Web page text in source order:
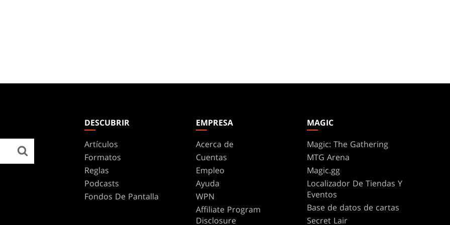
DESCUBRIR
Artículos
Formatos
Reglas
Podcasts
Fondos De Pantalla
EMPRESA
Acerca de
Cuentas
Empleo
Ayuda
WPN
Affiliate Program
Disclosure
MAGIC
Magic: The Gathering
MTG Arena
Magic.gg
Localizador De Tiendas Y
Eventos
Base de datos de cartas
Secret Lair